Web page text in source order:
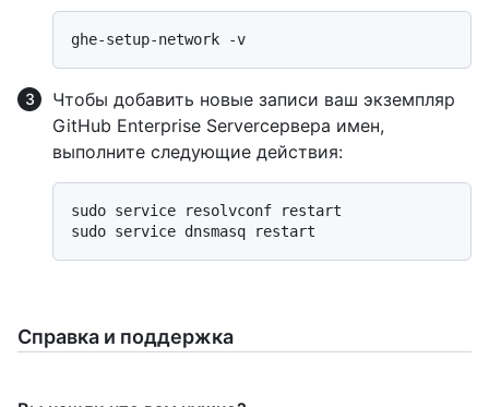
Чтобы добавить новые записи ваш экземпляр
GitHub Enterprise Serverсервера имен,
выполните следующие действия:
sudo service resolvconf restart
Справка и поддержка